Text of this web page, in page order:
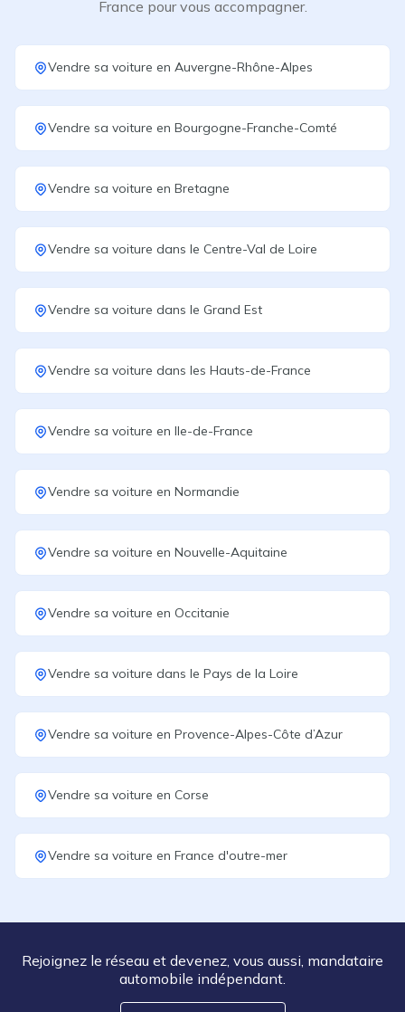
France pour vous accompagner.
Vendre sa voiture en Auvergne-Rhône-Alpes
Vendre sa voiture en Bourgogne-Franche-Comté
Vendre sa voiture en Bretagne
Vendre sa voiture dans le Centre-Val de Loire
Vendre sa voiture dans le Grand Est
Vendre sa voiture dans les Hauts-de-France
Vendre sa voiture en Ile-de-France
Vendre sa voiture en Normandie
Vendre sa voiture en Nouvelle-Aquitaine
Vendre sa voiture en Occitanie
Vendre sa voiture dans le Pays de la Loire
Vendre sa voiture en Provence-Alpes-Côte d’Azur
Vendre sa voiture en Corse
Vendre sa voiture en France d'outre-mer
Rejoignez le réseau et devenez, vous aussi, mandataire
automobile indépendant.